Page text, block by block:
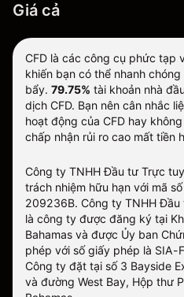
Giá cả
CFD là các công cụ phức tạp
khiến bạn có thể nhanh
bẩy. 79.75% tài khoản nhà
dịch CFD. Bạn nên cân nhắc
hoạt động của CFD hay
chấp nhận rủi ro cao mất tiền
Công ty TNHH Đầu tư Trực
trách nhiệm hữu hạn với mã
209236B. Công ty TNHH
là công ty được đăng ký tại
Bahamas và được Ủy ban
phép với số giấy phép là SIA-
Công ty đặt tại số 3 Bayside
và đường West Bay, Hộp thư